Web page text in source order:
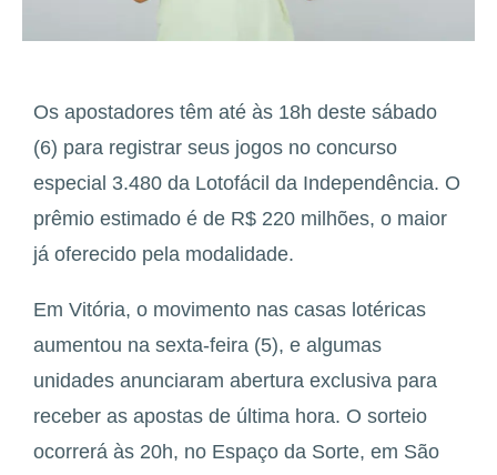
Os apostadores têm até às 18h deste sábado
(6) para registrar seus jogos no concurso
especial 3.480 da Lotofácil da Independência. O
prêmio estimado é de R$ 220 milhões, o maior
já oferecido pela modalidade.
Em Vitória, o movimento nas casas lotéricas
aumentou na sexta-feira (5), e algumas
unidades anunciaram abertura exclusiva para
receber as apostas de última hora. O sorteio
ocorrerá às 20h, no Espaço da Sorte, em São